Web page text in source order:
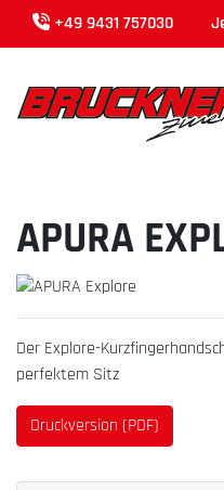
+49 9431 757030
APURA
Der Explore-
perfektem Sitz
Druckversion (PDF)